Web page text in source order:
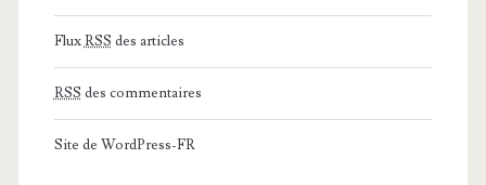
FluxRSS des articles
RSS des commentaires
Site de WordPress-FR